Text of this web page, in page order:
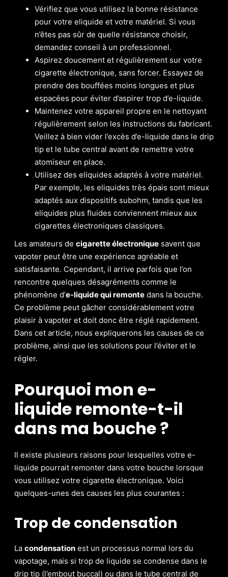
Vérifiez que vous utilisez la bonne résistance
pour votre eliquide et votre matériel. Si vous
n’êtes pas sûr de quelle résistance choisir,
demandez conseil à un professionnel.
Aspirez doucement et régulièrement sur votre
cigarette électronique, sans forcer. Essayez de
prendre des bouffées moins longues et plus
espacées pour éviter d’aspirer trop d’e-liquide.
Maintenez votre appareil propre en le nettoyant
régulièrement selon les instructions du fabricant.
Veillez à bien vider l’excès d’e-liquide dans le drip
tip et le tube central avant de remettre votre
atomiseur en place.
Utilisez des eliquides adaptés à votre matériel.
Par exemple, les eliquides très épais sont mieux
adaptés aux dispositifs subohm, tandis que les
eliquides plus fluides conviennent mieux aux
cigarettes électroniques classiques.
Les amateurs de cigarette électronique savent que
vapoter peut être une expérience agréable et
satisfaisante. Cependant, il arrive parfois que l’on
rencontre quelques désagréments comme le
phénomène d’e-liquide qui remonte dans la bouche.
Ce problème peut gâcher considérablement votre
plaisir à vapoter et doit donc être réglé rapidement.
Dans cet article, nous expliquerons les causes de ce
problème, ainsi que les solutions pour l’éviter et le
régler.
Pourquoi mon e-
liquide remonte-t-il
dans ma bouche ?
Il existe plusieurs raisons pour lesquelles votre e-
liquide pourrait remonter dans votre bouche lorsque
vous utilisez votre cigarette électronique. Voici
quelques-unes des causes les plus courantes :
Trop de condensation
La condensation est un processus normal lors du
vapotage, mais si trop de liquide se condense dans le
drip tip (l’embout buccal) ou dans le tube central de